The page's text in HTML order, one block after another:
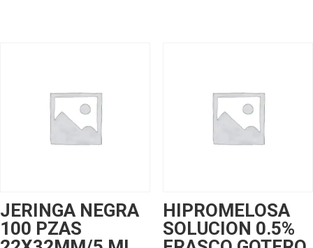
JERINGA NEGRA
100 PZAS
HIPROMELOSA
SOLUCION 0.5%